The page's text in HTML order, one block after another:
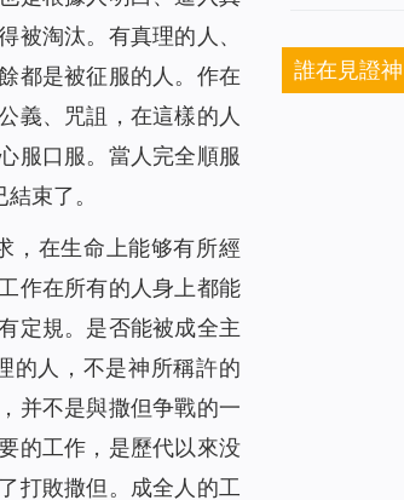
被淘汰。有真理的人、
都是被征服的人。作在
義、咒詛，在這樣的人
服口服。當人完全順服
束了。
，在生命上能够有所經
作在所有的人身上都能
定規。是否能被成全主
的人，不是神所稱許的
并不是與撒但争戰的一
的工作，是歷代以來没
打敗撒但。成全人的工
誰在見證神